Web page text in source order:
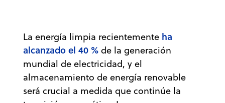
La energía limpia recientemente ha
alcanzado el 40 % de la generación
mundial de electricidad, y el
almacenamiento de energía renovable
será crucial a medida que continúe la